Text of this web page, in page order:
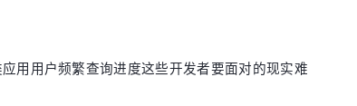
用用户频繁查询进度这些开发者要面对的现实难